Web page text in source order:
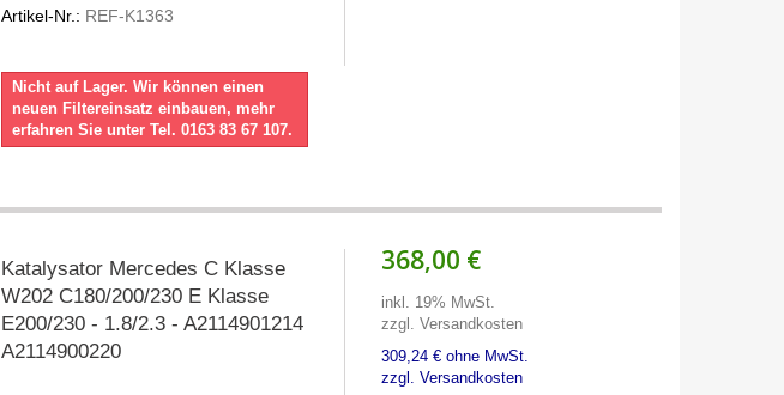
Artikel-Nr.: REF-K1363
Nicht auf Lager. Wir können einen
neuen Filtereinsatz einbauen, mehr
erfahren Sie unter Tel. 0163 83 67 107.
Katalysator Mercedes C Klasse
W202 C180/200/230 E Klasse
E200/230 - 1.8/2.3 - A2114901214
A2114900220
368,00 €
inkl. 19% MwSt.
zzgl. Versandkosten
309,24 € ohne MwSt.
zzgl. Versandkosten